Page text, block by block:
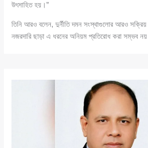
উৎসাহিত হয়।”
তিনি আরও বলেন, দুর্নীতি দমন সংস্থাগুলোর আরও সক্রিয়
নজরদারি ছাড়া এ ধরনের অনিয়ম প্রতিরোধ করা সম্ভব